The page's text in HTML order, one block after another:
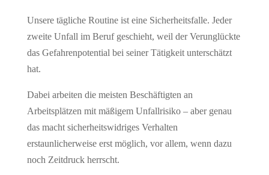
Unsere tägliche Routine ist eine Sicherheitsfalle. Jeder
zweite Unfall im Beruf geschieht, weil der Verunglückte
das Gefahrenpotential bei seiner Tätigkeit unterschätzt
hat.
Dabei arbeiten die meisten Beschäftigten an
Arbeitsplätzen mit mäßigem Unfallrisiko – aber genau
das macht sicherheitswidriges Verhalten
erstaunlicherweise erst möglich, vor allem, wenn dazu
noch Zeitdruck herrscht.